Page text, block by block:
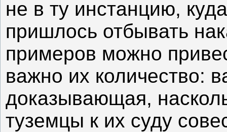
не в ту инстанцию,
пришлось отбывать
примеров можно
важно их количество:
доказывающая,
туземцы к их суду